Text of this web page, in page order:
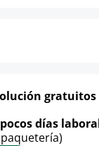
gratuitos
días